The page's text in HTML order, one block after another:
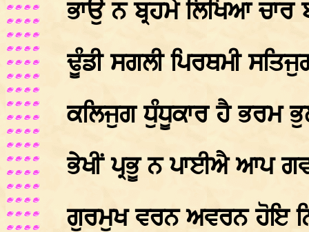
ਭਾਉ ਨ ਬ੍ਰਹਮੇ ਲਿਖਿਆ ਚਾਰ
ਢੂੰਡੀ ਸਗਲੀ ਪਿਰਥਮੀ
ਕਲਿਜੁਗ ਧੁੰਧੂਕਾਰ ਹੈ ਭਰਮ
ਭੇਖੀਂ ਪ੍ਰਭੂ ਨ ਪਾਈਐ ਆਪ
ਗੁਰਮੁਖ ਵਰਨ ਅਵਰਨ ਹੋਇ